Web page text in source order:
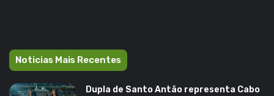
Noticias Mais Recentes
Dupla de Santo Antão representa Cabo